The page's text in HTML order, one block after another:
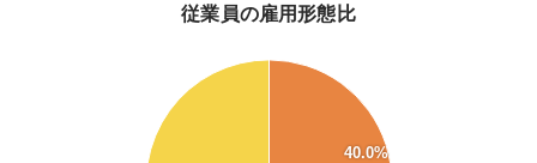
従業員の雇用形態比
40.0%